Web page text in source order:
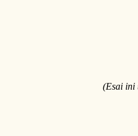
(Esai ini